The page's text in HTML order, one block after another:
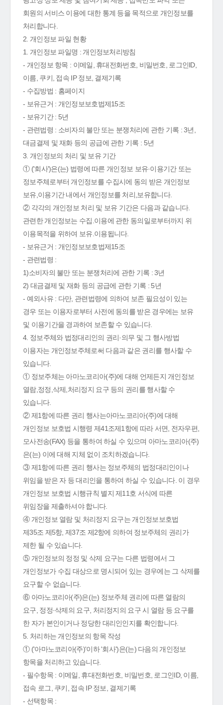
회원의 서비스 이용에 대한 통계 등을 목적으로 개인정보를
처리합니다.
2. 개인정보 파일 현황
1. 개인정보 파일명 : 개인정보처리방침
- 개인정보 항목 : 이메일, 휴대전화번호, 비밀번호, 로그인ID,
이름, 쿠키, 접속 IP 정보, 결제기록
- 수집방법 : 홈페이지
- 보유근거 : 개인정보보호법제15조
- 보유기간 : 5년
- 관련법령 : 소비자의 불만 또는 분쟁처리에 관한 기록 : 3년,
대금결제 및 재화 등의 공급에 관한 기록 : 5년
3. 개인정보의 처리 및 보유 기간
① ('회사')은(는) 법령에 따른 개인정보 보유·이용기간 또는
정보주체로부터 개인정보를 수집시에 동의 받은 개인정보
보유,이용기간 내에서 개인정보를 처리,보유합니다.
② 각각의 개인정보 처리 및 보유 기간은 다음과 같습니다.
관련한 개인정보는 수집.이용에 관한 동의일로부터까지 위
이용목적을 위하여 보유.이용됩니다.
- 보유근거 : 개인정보보호법제15조
- 관련법령 :
1)소비자의 불만 또는 분쟁처리에 관한 기록 : 3년
2) 대금결제 및 재화 등의 공급에 관한 기록 : 5년
- 예외사유 : 다만, 관련법령에 의하여 보존 필요성이 있는
경우 또는 이용자로부터 사전에 동의를 받은 경우에는 보유
및 이용기간을 경과하여 보존할 수 있습니다.
4. 정보주체와 법정대리인의 권리·의무 및 그 행사방법
이용자는 개인정보주체로써 다음과 같은 권리를 행사할 수
있습니다.
① 정보주체는 아마노코리아(주)에 대해 언제든지 개인정보
열람,정정,삭제,처리정지 요구 등의 권리를 행사할 수
있습니다.
② 제1항에 따른 권리 행사는아마노코리아(주)에 대해
개인정보 보호법 시행령 제41조제1항에 따라 서면, 전자우편,
모사전송(FAX) 등을 통하여 하실 수 있으며 아마노코리아(주)
은(는) 이에 대해 지체 없이 조치하겠습니다.
③ 제1항에 따른 권리 행사는 정보주체의 법정대리인이나
위임을 받은 자 등 대리인을 통하여 하실 수 있습니다. 이 경우
개인정보 보호법 시행규칙 별지 제11호 서식에 따른
위임장을 제출하셔야 합니다.
④ 개인정보 열람 및 처리정지 요구는 개인정보보호법
제35조 제5항, 제37조 제2항에 의하여 정보주체의 권리가
제한 될 수 있습니다.
⑤ 개인정보의 정정 및 삭제 요구는 다른 법령에서 그
개인정보가 수집 대상으로 명시되어 있는 경우에는 그 삭제를
요구할 수 없습니다.
⑥ 아마노코리아(주)은(는) 정보주체 권리에 따른 열람의
요구, 정정·삭제의 요구, 처리정지의 요구 시 열람 등 요구를
한 자가 본인이거나 정당한 대리인인지를 확인합니다.
5. 처리하는 개인정보의 항목 작성
① ('아마노코리아(주)'이하 '회사')은(는) 다음의 개인정보
항목을 처리하고 있습니다.
- 필수항목 : 이메일, 휴대전화번호, 비밀번호, 로그인ID, 이름,
접속 로그, 쿠키, 접속 IP 정보, 결제기록
- 선택항목 :